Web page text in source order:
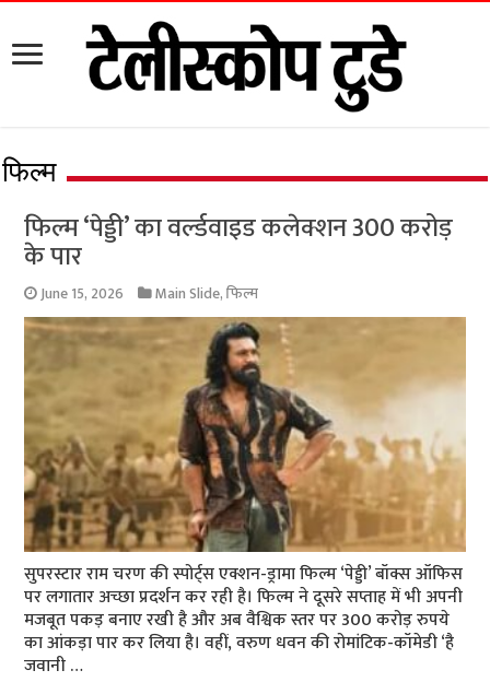
फिल्म
फिल्म ‘पेड्डी’ का वर्ल्डवाइड कलेक्शन 300 करोड़
के पार
June 15, 2026 Main Slide,फिल्म
सुपरस्टार राम चरण की स्पोर्ट्स एक्शन-ड्रामा फिल्म ‘पेड्डी’ बॉक्स ऑफिस
पर लगातार अच्छा प्रदर्शन कर रही है। फिल्म ने दूसरे सप्ताह में भी अपनी
मजबूत पकड़ बनाए रखी है और अब वैश्विक स्तर पर 300 करोड़ रुपये
का आंकड़ा पार कर लिया है। वहीं, वरुण धवन की रोमांटिक-कॉमेडी ‘है
जवानी …